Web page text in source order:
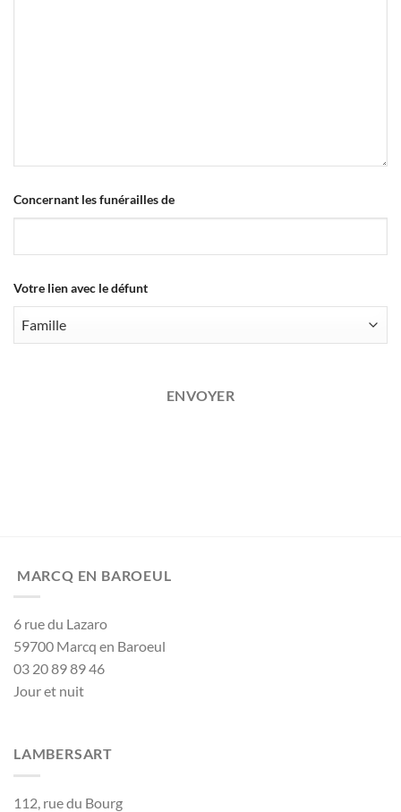
Concernant les funérailles de
Company
Name *
Votre lien avec le défunt
ENVOYER
MARCQ EN BAROEUL
6 rue du Lazaro
59700 Marcq en Baroeul
03 20 89 89 46
Jour et nuit
LAMBERSART
112, rue du Bourg